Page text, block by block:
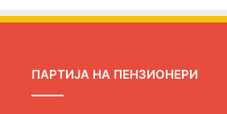
ПАРТИЈА НА ПЕНЗИОНЕРИ